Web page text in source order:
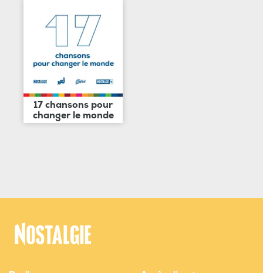
17 chansons pour
changer le monde